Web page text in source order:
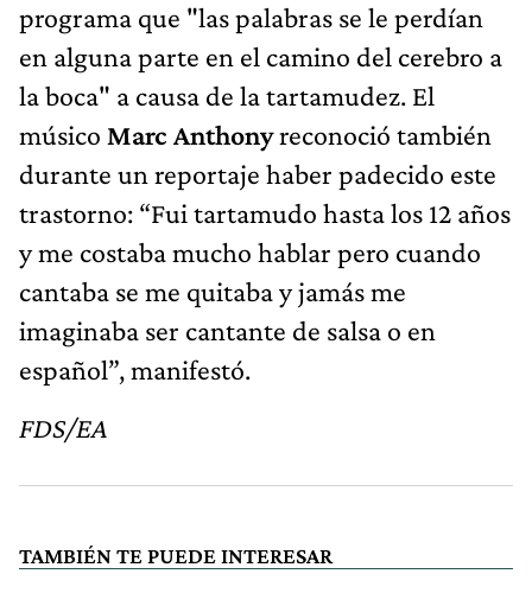
programa que "las palabras se le perdían
en alguna parte en el camino del cerebro a
la boca" a causa de la tartamudez. El
músico Marc Anthonyreconoció también
durante un reportaje haber padecido este
trastorno: “Fui tartamudo hasta los 12 años
y me costaba mucho hablar pero cuando
cantaba se me quitaba y jamás me
imaginaba ser cantante de salsa o en
español”, manifestó.
FDS/EA
TAMBIÉN TE PUEDE INTERESAR